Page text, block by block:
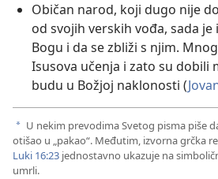
Običan narod, koji dugo nije
od svojih verskih vođa, sada
Bogu i da se zbliži s njim.
Isusova učenja i zato su dobili
budu u Božjoj naklonosti (
a U nekim prevodima Svetog pisma piše
otišao u „pakao“. Međutim, izvorna grčka
Luki 16:23 jednostavno ukazuje na
umrli.